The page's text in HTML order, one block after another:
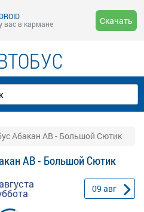
вас в кармане
Скачать
Абакан АВ - Большой Сютик
АВ - Большой Сютик
09 авг